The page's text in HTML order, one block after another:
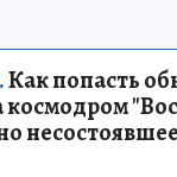
Как попасть
космодром